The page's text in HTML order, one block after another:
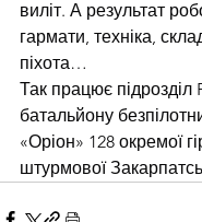
виліт. А результат
гармати, техніка,
піхота…
Так працює підрозділ
батальйону
«Оріон» 128 окремої
штурмової